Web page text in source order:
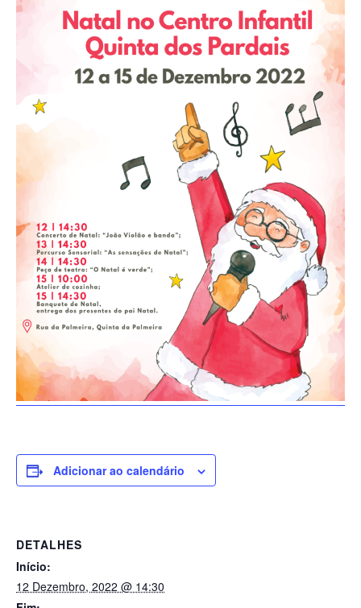
Adicionar ao calendário
DETALHES
Início:
12 Dezembro, 2022 @ 14:30